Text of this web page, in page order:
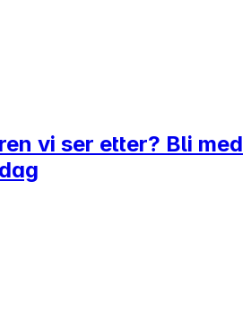
vi ser etter? Bli med